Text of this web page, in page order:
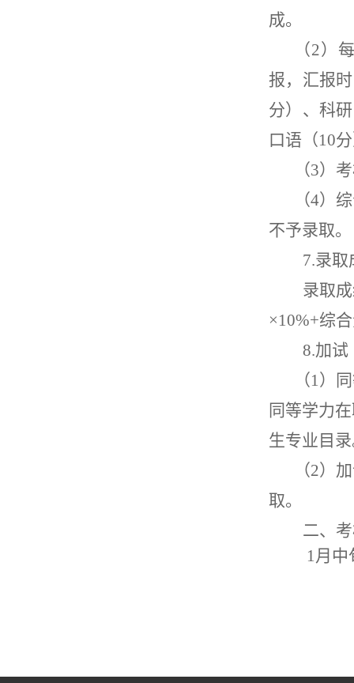
成。
（2）
报，汇报
分）、科
口语（10
（3）
（4）
不予录取。
7.录取
录取
×10%+综
8.加试
（1）
同等学力
生专业目
（2）
取。
二、
1月中